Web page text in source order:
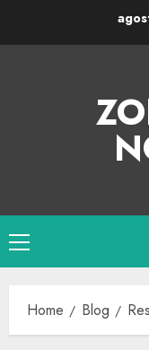
Home Blog